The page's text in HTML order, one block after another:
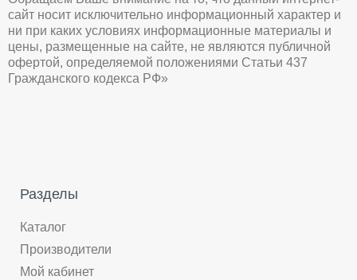
сайт носит исключительно информационный характер и
ни при каких условиях информационные материалы и
цены, размещенные на сайте, не являются публичной
офертой, определяемой положениями Статьи 437
Гражданского кодекса РФ»
Разделы
Каталог
Производители
Мой кабинет